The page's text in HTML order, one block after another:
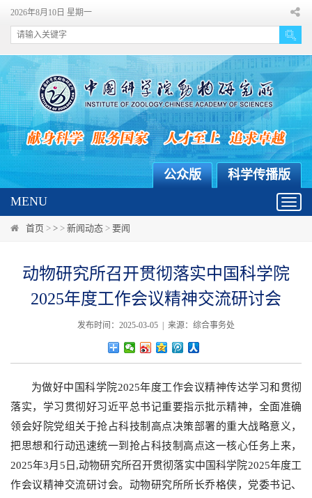
2026年8月10日 星期一
科学传播版
公众版
MENU
首页 > > > 新闻动态 > 要闻
动物研究所召开贯彻落实中国科学院
2025年度工作会议精神交流研讨会
发布时间：2025-03-05 | 来源：综合事务处
为做好中国科学院2025年度工作会议精神传达学习和贯彻
落实，学习贯彻好习近平总书记重要指示批示精神，全面准确
领会好院党组关于抢占科技制高点决策部署的重大战略意义，
把思想和行动迅速统一到抢占科技制高点这一核心任务上来，
2025年3月5日,动物研究所召开贯彻落实中国科学院2025年度工
作会议精神交流研讨会。动物研究所所长乔格侠，党委书记、